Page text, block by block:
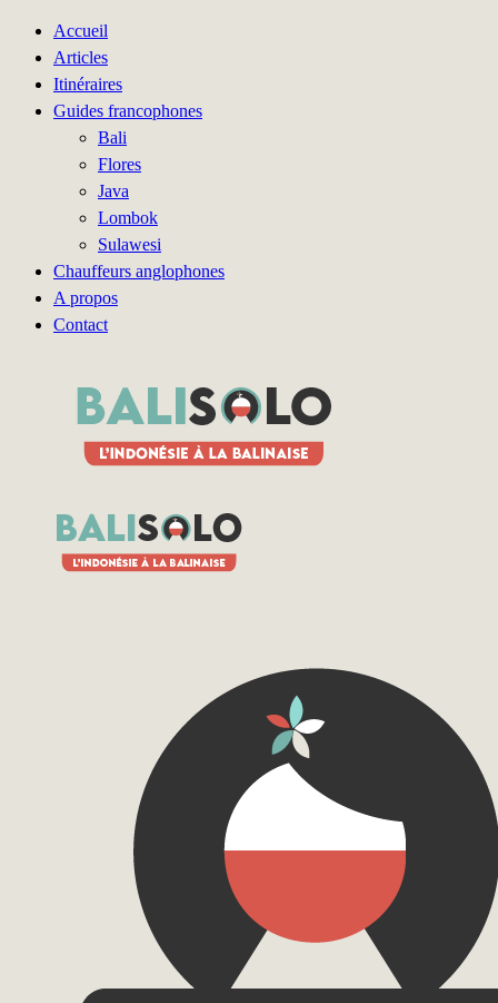
Accueil
Articles
Itinéraires
Guides francophones
Bali
Flores
Java
Lombok
Sulawesi
Chauffeurs anglophones
A propos
Contact